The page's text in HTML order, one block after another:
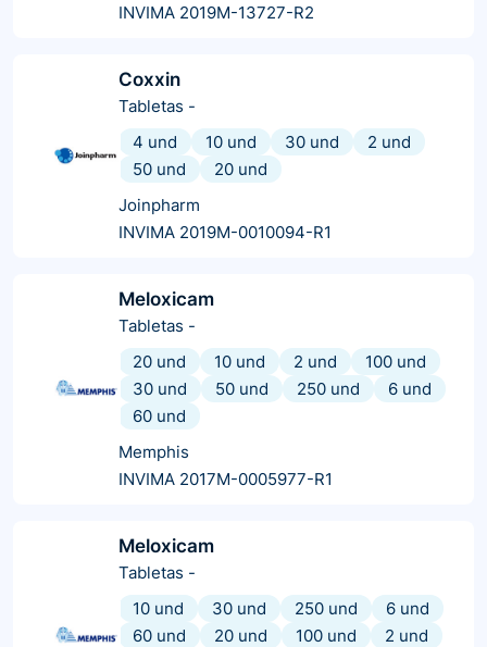
INVIMA 2019M-13727-R2
Coxxin
Tabletas -
4 und
10 und 30 und
2 und
50 und
20 und
Joinpharm
INVIMA 2019M-0010094-R1
Meloxicam
Tabletas -
20 und
10 und 2 und
100 und
30 und
50 und 250 und
6 und
60 und
Memphis
INVIMA 2017M-0005977-R1
Meloxicam
Tabletas -
10 und
30 und 250 und
6 und
60 und
20 und 100 und
2 und